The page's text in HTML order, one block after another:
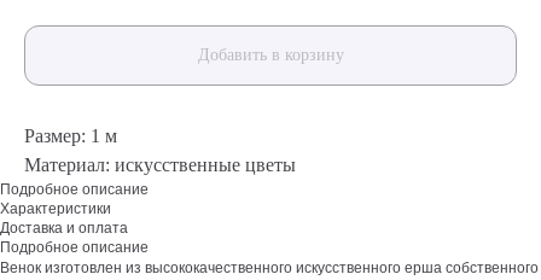
Добавить в корзину
Размер: 1 м
Материал: искусственные цветы
Подробное описание
Характеристики
Доставка и оплата
Подробное описание
Венок изготовлен из высококачественного искусственного ерша собственного